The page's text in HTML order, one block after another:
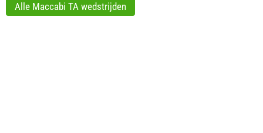
Alle Maccabi TA wedstrijden